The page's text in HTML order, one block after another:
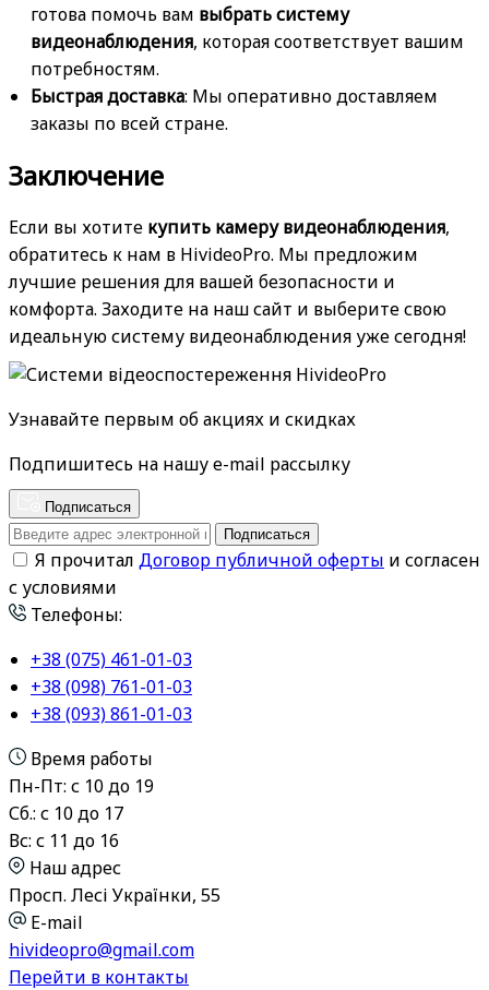
готова помочь вам выбрать систему
видеонаблюдения, которая соответствует вашим
потребностям.
Быстрая доставка: Мы оперативно доставляем
заказы по всей стране.
Заключение
Если вы хотите купить камеру видеонаблюдения,
обратитесь к нам в HivideoPro. Мы предложим
лучшие решения для вашей безопасности и
комфорта. Заходите на наш сайт и выберите свою
идеальную систему видеонаблюдения уже сегодня!
Узнавайте первым об акциях и скидках
Подпишитесь на нашу e-mail рассылку
Подписаться
Подписаться
Я прочитал Договор публичной оферты и согласен
с условиями
Телефоны:
+38 (075) 461-01-03
+38 (098) 761-01-03
+38 (093) 861-01-03
Время работы
Пн-Пт: с 10 до 19
Сб.: с 10 до 17
Вс: с 11 до 16
Наш адрес
Просп. Лесі Українки, 55
E-mail
hivideopro@gmail.com
Перейти в контакты